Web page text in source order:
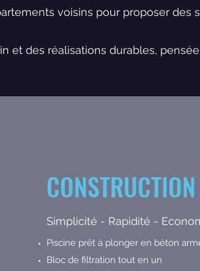
voisins pour proposer des
et des réalisations durables,
Simplicité - Rapidité -
Piscine prêt à plonger en béton
Bloc de filtration tout en un